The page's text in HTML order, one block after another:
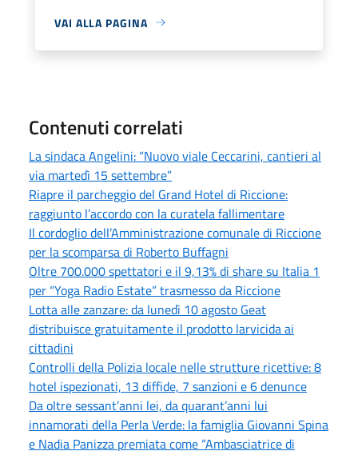
VAI ALLA PAGINA
Contenuti correlati
La sindaca Angelini: “Nuovo viale Ceccarini, cantieri al
via martedì 15 settembre”
Riapre il parcheggio del Grand Hotel di Riccione:
raggiunto l’accordo con la curatela fallimentare
Il cordoglio dell’Amministrazione comunale di Riccione
per la scomparsa di Roberto Buffagni
Oltre 700.000 spettatori e il 9,13% di share su Italia 1
per “Yoga Radio Estate” trasmesso da Riccione
Lotta alle zanzare: da lunedì 10 agosto Geat
distribuisce gratuitamente il prodotto larvicida ai
cittadini
Controlli della Polizia locale nelle strutture ricettive: 8
hotel ispezionati, 13 diffide, 7 sanzioni e 6 denunce
Da oltre sessant’anni lei, da quarant’anni lui
innamorati della Perla Verde: la famiglia Giovanni Spina
e Nadia Panizza premiata come “Ambasciatrice di